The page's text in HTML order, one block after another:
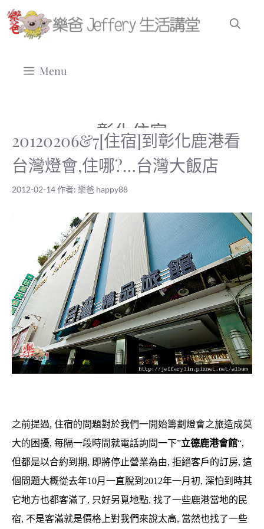
跳
至
Menu
彰化住宿
20120206&7[住宿]到彰化鹿港看
台灣燈會,住哪?…台灣大飯店
2012-02-14作者: 樂爸 happy88
之前提過, 住宿的問題對於我們一開始籌劃燈會之旅造成莫
大的困擾, 每隔一段時間就電話詢問一下”立德鹿港會館“,
但都是以合約到期, 即將停止營業為由, 拒絕客戶的訂房, 這
個問題大概從去年10月一直脫到2012年一月初, 深怕到時其
它地方也都客滿了, 只好另覓地點, 找了一些鹿港當地的民
宿, 不是客滿就是價格上對我們來說太高, 當然也找了一些